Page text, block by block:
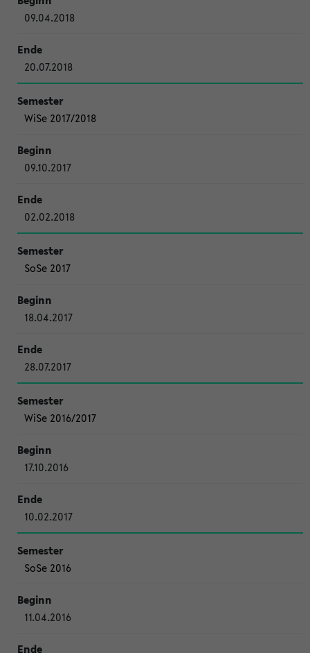
09.04.2018
20.07.2018
WiSe 2017/2018
09.10.2017
02.02.2018
SoSe 2017
18.04.2017
28.07.2017
WiSe 2016/2017
17.10.2016
10.02.2017
SoSe 2016
11.04.2016